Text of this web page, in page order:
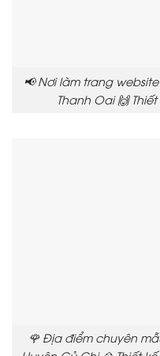
📢 Nơi làm trang
Thanh Oai 🙌
🌹 Địa điểm chuyên